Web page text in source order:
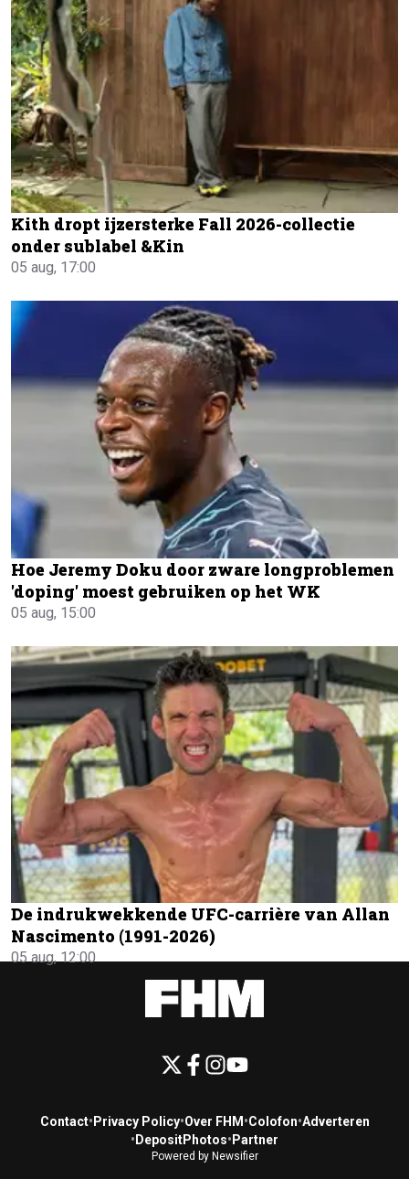
Kith dropt ijzersterke Fall 2026-collectie
onder sublabel &Kin
05 aug, 17:00
Hoe Jeremy Doku door zware longproblemen
'doping' moest gebruiken op het WK
05 aug, 15:00
De indrukwekkende UFC-carrière van Allan
Nascimento (1991-2026)
05 aug, 12:00
Contact• Privacy Policy•Over FHM •Colofon•Adverteren
• DepositPhotos• Partner
Powered by Newsifier